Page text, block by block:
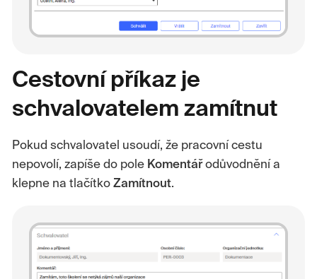
Cestovní příkaz je
schvalovatelem zamítnut
Pokud schvalovatel usoudí, že pracovní cestu
nepovolí, zapíše do pole Komentářodůvodnění a
klepne na tlačítko Zamítnout.